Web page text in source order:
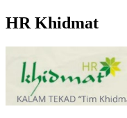
HR Khidmat